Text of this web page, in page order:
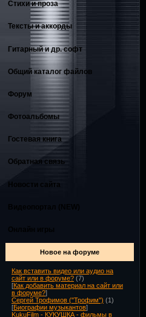
Стихи и проза
Тексты и аккорды
Гитарный и др. софт
Общий каталог файлов
Форум
Фотоальбомы
Гостевая книга
Обратная связь
Новости сайта
Новое на форуме
Как вставить видео или аудио на
сайт или в форуме? (7)
[Как добавить материал на сайт или
в форуме?]
Сергей Трофимов ("Трофим") (1)
[Биографии музыкантов]
KukuFilm - КУКУШКА - фильмы в